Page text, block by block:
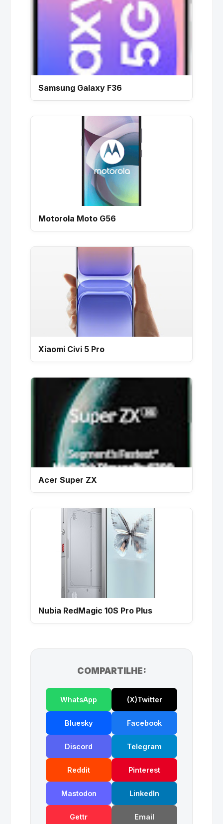
Samsung Galaxy F36
Motorola Moto G56
Xiaomi Civi 5 Pro
Acer Super ZX
Nubia RedMagic 10S Pro Plus
COMPARTILHE:
WhatsApp (X)Twitter
Bluesky Facebook
Discord Telegram
Reddit Pinterest
Mastodon LinkedIn
Gettr Email